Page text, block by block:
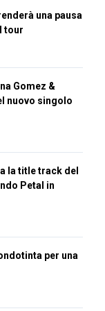
una pausa
tour
Gomez &
nuovo singolo
la title track del
Petal in
per una